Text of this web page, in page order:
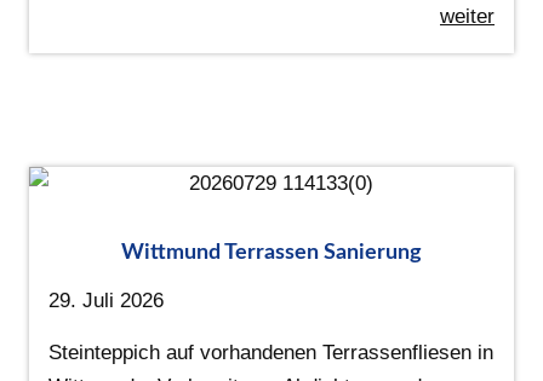
weiter
Wittmund Terrassen Sanierung
29. Juli 2026
Steinteppich auf vorhandenen Terrassenfliesen in